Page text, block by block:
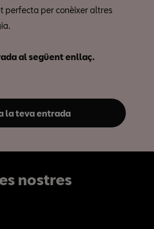
perfecta per conèixer altres
al següent enllaç.
la teva entrada
nostres